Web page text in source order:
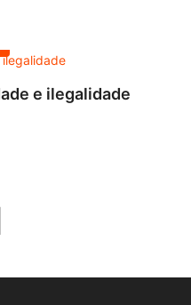
e ilegalidade